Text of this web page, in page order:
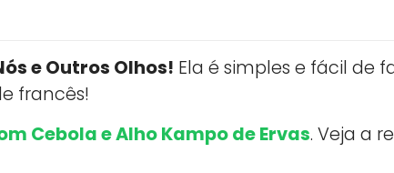
e Outros Olhos! Ela é simples e fácil de
francês!
Cebola e Alho Kampo de Ervas. Veja a